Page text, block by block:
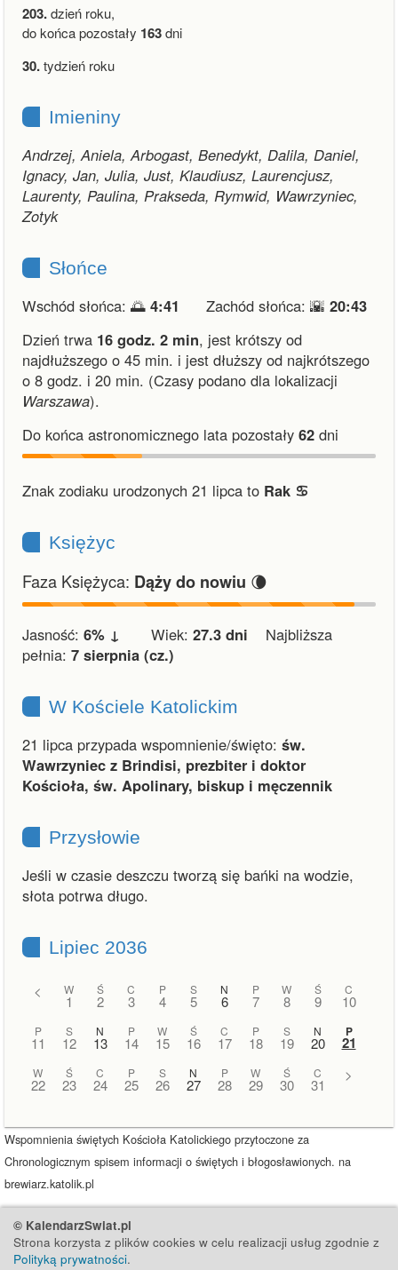
203.dzień roku,
do końca pozostały 163dni
30.tydzień roku
Imieniny
Andrzej, Aniela, Arbogast, Benedykt, Dalila, Daniel,
Ignacy, Jan, Julia, Just, Klaudiusz, Laurencjusz,
Laurenty, Paulina, Prakseda, Rymwid, Wawrzyniec,
Zotyk
Słońce
Wschód słońca: 🌅 4:41 Zachód słońca: 🌇 20:43
Dzień trwa 16 godz. 2 min, jest krótszy od
najdłuższego o 45 min. i jest dłuższy od najkrótszego
o 8 godz. i 20 min. (Czasy podano dla lokalizacji
Warszawa).
Do końca astronomicznego lata pozostały 62 dni
Znak zodiaku urodzonych 21 lipca to Rak ♋︎
Księżyc
Faza Księżyca: Dąży do nowiu 🌘
Jasność: 6% ↓ Wiek: 27.3 dni Najbliższa
pełnia: 7 sierpnia (cz.)
W Kościele Katolickim
21 lipca przypada wspomnienie/święto: św.
Wawrzyniec z Brindisi, prezbiter i doktor
Kościoła, św. Apolinary, biskup i męczennik
Przysłowie
Jeśli w czasie deszczu tworzą się bańki na wodzie,
słota potrwa długo.
Lipiec 2036
< W
1
Ś
2
C
3
P
4
S
5
N
6
P
7
W
8
Ś
9
C
10
P
11
S
12
N
13
P
14
W
15
Ś
16
C
17
P
18
S
19
N
20
P
21
W
22
Ś
23
C
24
P
25
S
26
N
27
P
28
W
29
Ś
30
C
31
>
Wspomnienia świętych Kościoła Katolickiego przytoczone za
Chronologicznym spisem informacji o świętych i błogosławionych. na
brewiarz.katolik.pl
© KalendarzSwiat.pl
Strona korzysta z plików cookies w celu realizacji usług zgodnie z
Polityką prywatności.